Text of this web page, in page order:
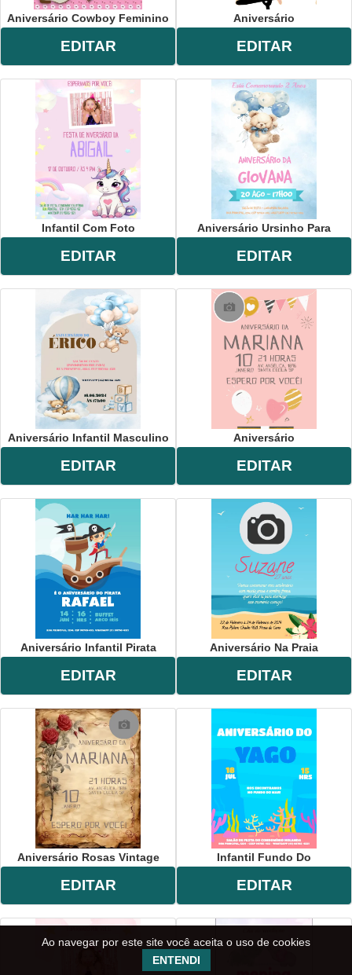
Aniversário Cowboy Feminino
EDITAR
Aniversário
EDITAR
Infantil Com Foto
EDITAR
Aniversário Ursinho Para
EDITAR
Aniversário Infantil Masculino
EDITAR
Aniversário
EDITAR
Aniversário Infantil Pirata
EDITAR
Aniversário Na Praia
EDITAR
Aniversário Rosas Vintage
EDITAR
Infantil Fundo Do
EDITAR
Ao navegar por este site você aceita o uso de cookies
ENTENDI